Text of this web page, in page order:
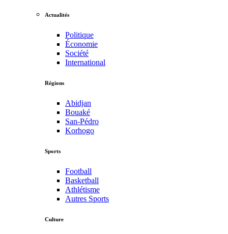
Actualités
Politique
Économie
Société
International
Régions
Abidjan
Bouaké
San-Pédro
Korhogo
Sports
Football
Basketball
Athlétisme
Autres Sports
Culture